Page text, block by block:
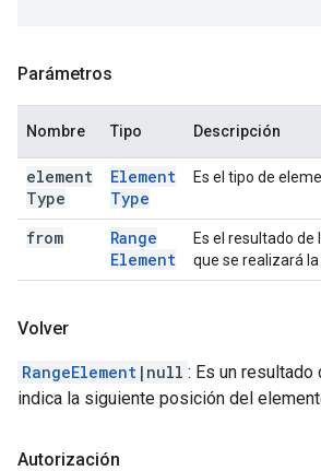
Parámetros
Nombre Tipo Descripción
element
Type
Element
Type
Es el tipo de
from
Range
Element
Es el resultado de
que se realizará la
Volver
RangeElement |null : Es un resultado
indica la siguiente posición del
Autorización